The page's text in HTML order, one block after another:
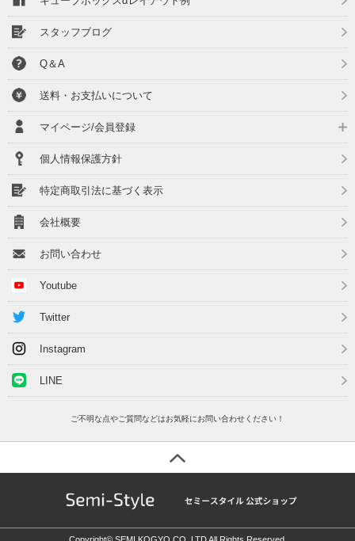
スタッフブログ
Q＆A
送料・お支払いについて
マイページ/会員登録
個人情報保護方針
特定商取引法に基づく表示
会社概要
お問い合わせ
Youtube
Twitter
Instagram
LINE
ご不明な点やご質問などはお気軽にお問い合わせください！